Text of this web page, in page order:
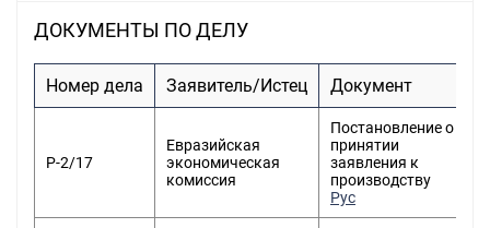
ДОКУМЕНТЫ ПО ДЕЛУ
Номер дела Заявитель/Истец Документ
Р-2/17
Евразийская
экономическая
комиссия
Постановление о
принятии
заявления к
производству
Рус